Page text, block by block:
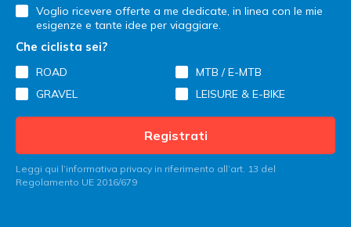
Voglio ricevere offerte a me dedicate, in linea con le mie
esigenze e tante idee per viaggiare.
Che ciclista sei?
ROAD
MTB / E-MTB
GRAVEL
LEISURE & E-BIKE
Registrati
Leggi qui l’informativa privacy in riferimento all’art. 13 del
Regolamento UE 2016/679